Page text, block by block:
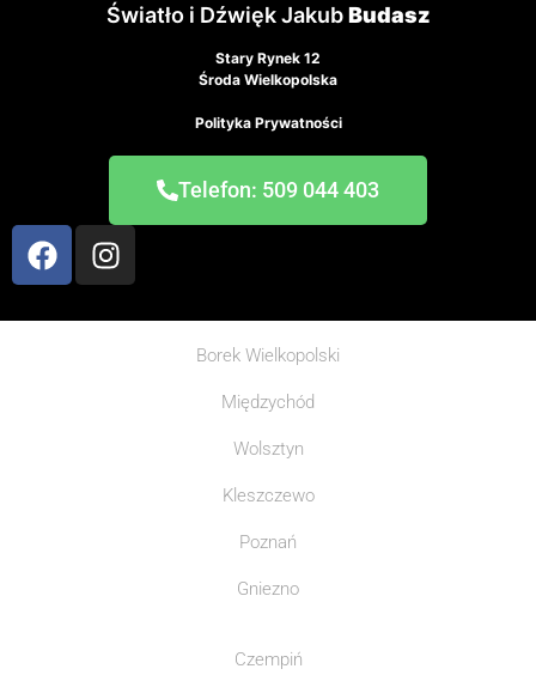
Światło i Dźwięk JakubBudasz
Stary Rynek 12
Środa Wielkopolska
Polityka Prywatności
Telefon: 509 044 403
Borek Wielkopolski
Międzychód
Wolsztyn
Kleszczewo
Poznań
Gniezno
Czempiń